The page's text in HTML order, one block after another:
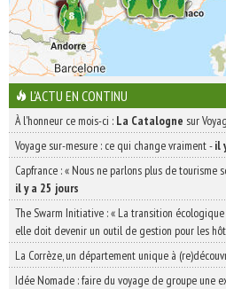
L'ACTU EN CONTINU
À l'honneur ce mois-ci : La Catalogne sur
Voyage sur-mesure : ce qui change vraiment-il
Capfrance : « Nous ne parlons plus de tourisme
il y a 25 jours
The Swarm Initiative : « La transition
elle doit devenir un outil de gestion pour les
La Corrèze, un département unique à
Idée Nomade : faire du voyage de groupe une